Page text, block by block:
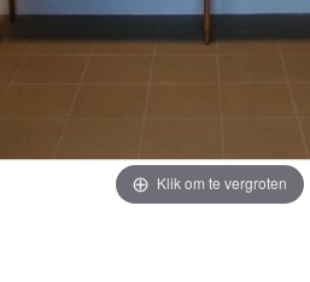
Klik om te vergroten